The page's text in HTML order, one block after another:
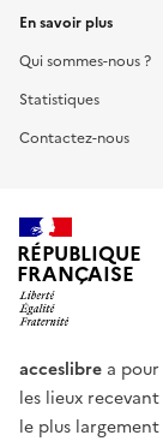
En savoir plus
Qui sommes-nous ?
Statistiques
Contactez-nous
RÉPUBLIQUE
FRANÇAISE
acceslibre a
les lieux
le plus